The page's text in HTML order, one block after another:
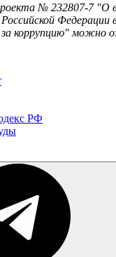
№ 232807-7 "О
Федерации
коррупцию" можно
РФ